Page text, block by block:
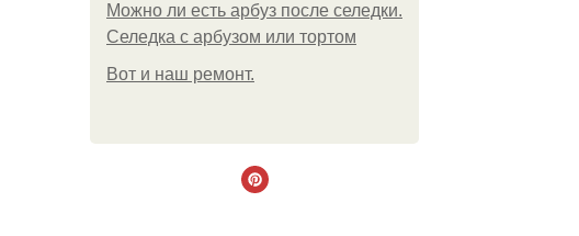
Можно ли есть арбуз после селедки.
Селедка с арбузом или тортом
Boт и наш ремoнт.